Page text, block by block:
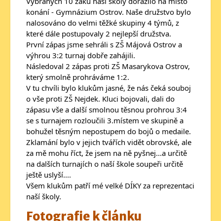
konání - Gymnázium Ostrov. Naše družstvo bylo
nalosováno do velmi těžké skupiny 4 týmů, z
které dále postupovaly 2 nejlepší družstva.
První zápas jsme sehráli s ZŠ Májová Ostrov a
výhrou 3:2 turnaj dobřezahájili.
Následoval 2 zápas proti ZŠ Masarykova Ostrov,
který smolně prohráváme 1:2.
V tu chvíli bylo klukům jasné, že nás čeká souboj
o vše proti ZŠ Nejdek. Kluci bojovali, dali do
zápasu vše a další smolnou těsnou prohrou 3:4
se s turnajem rozloučili 3.místem ve skupině a
bohužel těsným nepostupem do bojů o medaile.
Zklamání bylo v jejich tvářích vidět obrovské, ale
za mě mohu říct, že jsem na ně pyšnej...a určitě
na dalších turnajích o naší škole soupeři určitě
ještě uslyší....
Všem klukům patří mé velké DÍKY za reprezentaci
naší školy.
Fotografie k článku